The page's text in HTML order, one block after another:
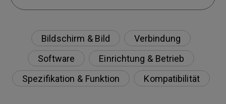
Bildschirm & Bild
Verbindung
Software
Einrichtung & Betrieb
Spezifikation & Funktion
Kompatibilität